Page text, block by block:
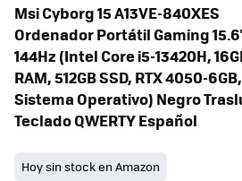
Msi Cyborg 15 A13VE-840XES
Ordenador Portátil Gaming
144Hz (Intel Core i5-13420H,
RAM, 512GB SSD, RTX 4050-
Sistema Operativo) Negro
Teclado QWERTY Español
Hoy sin stock en Amazon